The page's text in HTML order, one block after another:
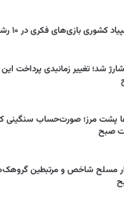
کشوری بازی‌های فکری در ۱۰ رشته
شارژ شد؛ تغییر زمانبدی پرداخت
پشت مرز؛ صورت‌حساب سنگینی
صبح
از اشرار مسلح شاخص و مرتبطین